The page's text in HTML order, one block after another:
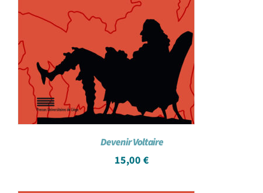
Devenir Voltaire
15,00 €